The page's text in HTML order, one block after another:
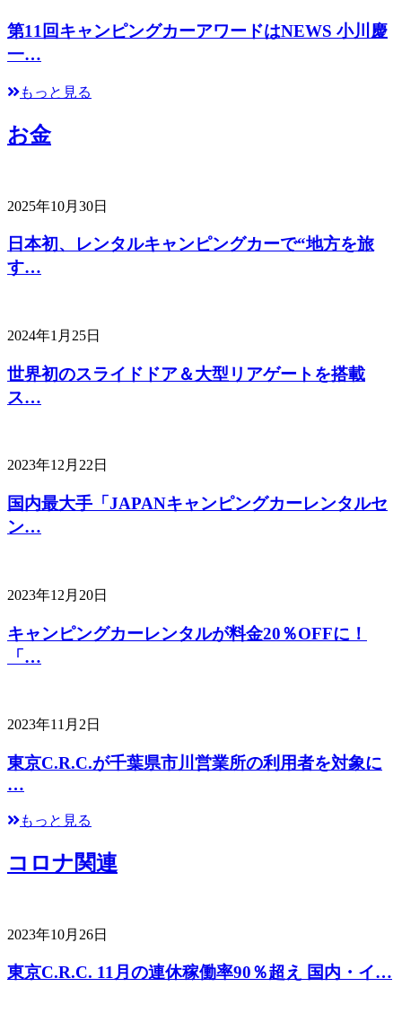
第11回キャンピングカーアワードはNEWS 小川慶
一…
もっと見る
お金
2025年10月30日
日本初、レンタルキャンピングカーで“地方を旅
す…
2024年1月25日
世界初のスライドドア＆大型リアゲートを搭載
ス…
2023年12月22日
国内最大手「JAPANキャンピングカーレンタルセ
ン…
2023年12月20日
キャンピングカーレンタルが料金20％OFFに！
「…
2023年11月2日
東京C.R.C.が千葉県市川営業所の利用者を対象に
…
もっと見る
コロナ関連
2023年10月26日
東京C.R.C. 11月の連休稼働率90％超え 国内・イ…